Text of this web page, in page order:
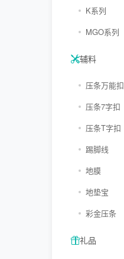
K系列
MGO系列
辅料
压条万能扣
压条7字扣
压条T字扣
踢脚线
地膜
地垫宝
彩金压条
礼品